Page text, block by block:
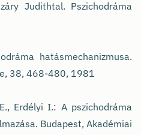
Judithtal. Pszichodráma
hatásmechanizmusa.
38, 468-480, 1981
Erdélyi I.: A pszichodráma
Budapest, Akadémiai